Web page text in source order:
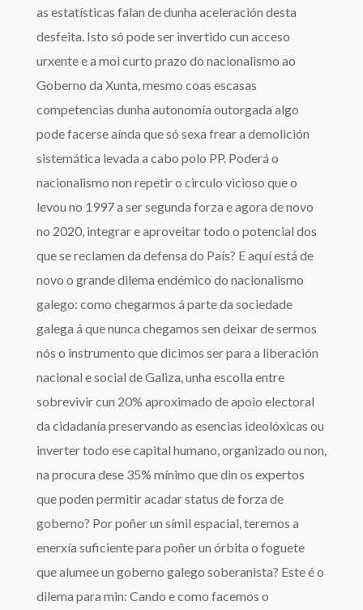
as estatísticas falan de dunha aceleración desta
desfeita. Isto só pode ser invertido cun acceso
urxente e a moi curto prazo do nacionalismo ao
Goberno da Xunta, mesmo coas escasas
competencias dunha autonomía outorgada algo
pode facerse aínda que só sexa frear a demolición
sistemática levada a cabo polo PP. Poderá o
nacionalismo non repetir o circulo vicioso que o
levou no 1997 a ser segunda forza e agora de novo
no 2020, integrar e aproveitar todo o potencial dos
que se reclamen da defensa do País? E aquí está de
novo o grande dilema endémico do nacionalismo
galego: como chegarmos á parte da sociedade
galega á que nunca chegamos sen deixar de sermos
nós o instrumento que dicimos ser para a liberación
nacional e social de Galiza, unha escolla entre
sobrevivir cun 20% aproximado de apoio electoral
da cidadanía preservando as esencias ideolóxicas ou
inverter todo ese capital humano, organizado ou non,
na procura dese 35% mínimo que din os expertos
que poden permitir acadar status de forza de
goberno? Por poñer un símil espacial, teremos a
enerxía suficiente para poñer un órbita o foguete
que alumee un goberno galego soberanista? Este é o
dilema para min: Cando e como facemos o